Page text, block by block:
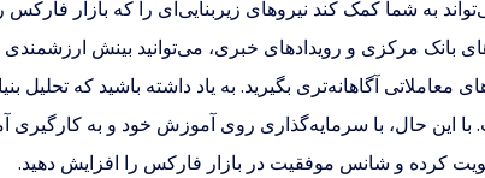
به شما کمک کند نیروهای زیربنایی‌ای را که بازار
بانک مرکزی و رویدادهای خبری، می‌توانید بینش
معاملاتی آگاهانه‌تری بگیرید. به یاد داشته باشید که تحلیل
این حال، با سرمایه‌گذاری روی آموزش خود و به کارگیری
کرده و شانس موفقیت در بازار فارکس را افزایش دهید.